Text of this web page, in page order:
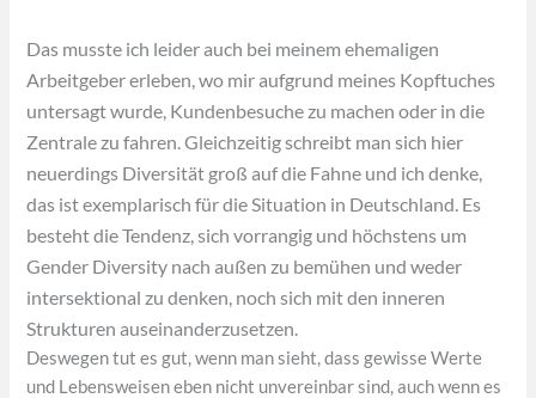
Das musste ich leider auch bei meinem ehemaligen
Arbeitgeber erleben, wo mir aufgrund meines Kopftuches
untersagt wurde, Kundenbesuche zu machen oder in die
Zentrale zu fahren. Gleichzeitig schreibt man sich hier
neuerdings Diversität groß auf die Fahne und ich denke,
das ist exemplarisch für die Situation in Deutschland. Es
besteht die Tendenz, sich vorrangig und höchstens um
Gender Diversity nach außen zu bemühen und weder
intersektional zu denken, noch sich mit den inneren
Strukturen auseinanderzusetzen.
Deswegen tut es gut, wenn man sieht, dass gewisse Werte
und Lebensweisen eben nicht unvereinbar sind, auch wenn es